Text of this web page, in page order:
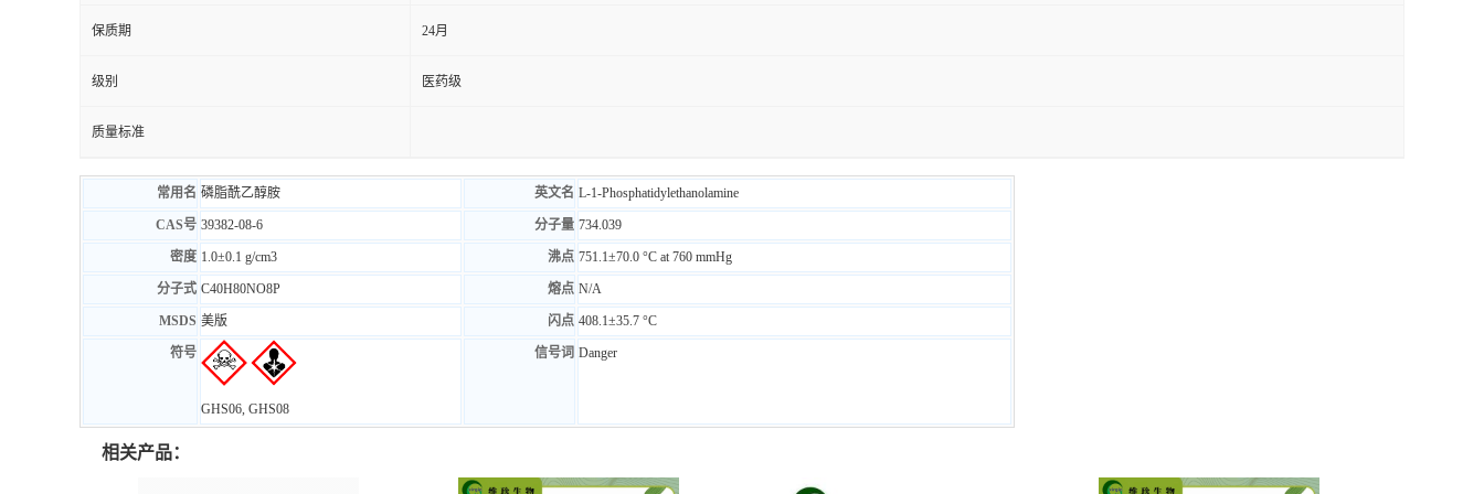
保质期 24月
级别 医药级
质量标准
常用名 磷脂酰乙醇胺 英文名 L-1-Phosphatidylethanolamine
CAS号 39382-08-6 分子量 734.039
密度 1.0±0.1 g/cm3 沸点 751.1±70.0 °C at 760 mmHg
分子式 C40H80NO8P 熔点 N/A
MSDS 美版 闪点 408.1±35.7 °C
符号
GHS06, GHS08
信号词 Danger
相关产品：